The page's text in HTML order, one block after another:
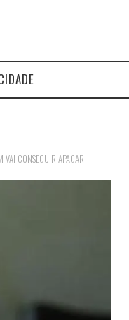
VAI CONSEGUIR APAGAR